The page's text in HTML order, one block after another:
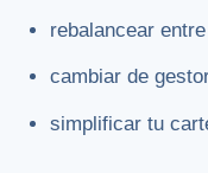
rebalancear
cambiar de
simplificar tu